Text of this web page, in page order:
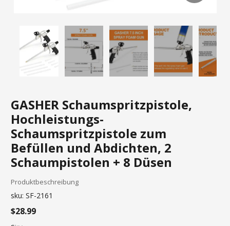
GASHER Schaumspritzpistole,
Hochleistungs-
Schaumspritzpistole zum
Befüllen und Abdichten, 2
Schaumpistolen + 8 Düsen
Produktbeschreibung
sku: SF-2161
$28.99